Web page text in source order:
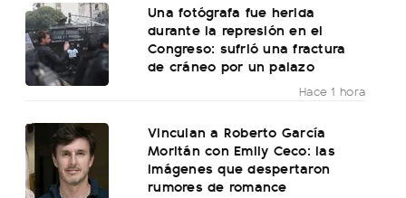
Una fotógrafa fue herida
durante la represión en el
Congreso: sufrió una fractura
de cráneo por un palazo
Hace 1 hora
Vinculan a Roberto García
Moritán con Emily Ceco: las
imágenes que despertaron
rumores de romance